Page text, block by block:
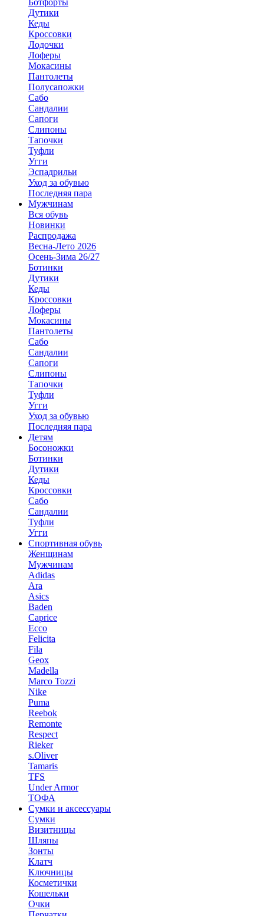
Ботфорты
Дутики
Кеды
Кроссовки
Лодочки
Лоферы
Мокасины
Пантолеты
Полусапожки
Сабо
Сандалии
Сапоги
Слипоны
Тапочки
Туфли
Угги
Эспадрильи
Уход за обувью
Последняя пара
Мужчинам
Вся обувь
Новинки
Распродажа
Весна-Лето 2026
Осень-Зима 26/27
Ботинки
Дутики
Кеды
Кроссовки
Лоферы
Мокасины
Пантолеты
Сабо
Сандалии
Сапоги
Слипоны
Тапочки
Туфли
Угги
Уход за обувью
Последняя пара
Детям
Босоножки
Ботинки
Дутики
Кеды
Кроссовки
Сабо
Сандалии
Туфли
Угги
Спортивная обувь
Женщинам
Мужчинам
Adidas
Ara
Asics
Baden
Caprice
Ecco
Felicita
Fila
Geox
Madella
Marco Tozzi
Nike
Puma
Reebok
Remonte
Respect
Rieker
s.Oliver
Tamaris
TFS
Under Armor
ТОФА
Сумки и аксессуары
Сумки
Визитницы
Шляпы
Зонты
Клатч
Ключницы
Косметички
Кошельки
Очки